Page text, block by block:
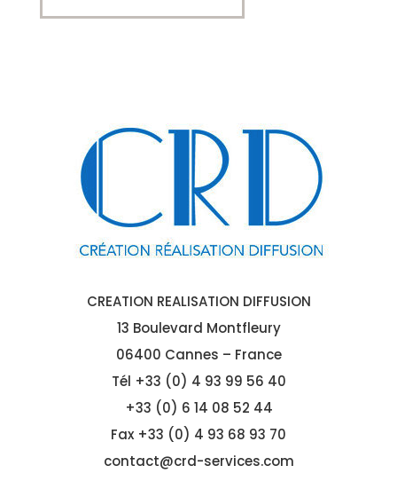
CREATION REALISATION DIFFUSION
13 Boulevard Montfleury
06400 Cannes – France
Tél +33 (0) 4 93 99 56 40
+33 (0) 6 14 08 52 44
Fax +33 (0) 4 93 68 93 70
contact@crd-services.com